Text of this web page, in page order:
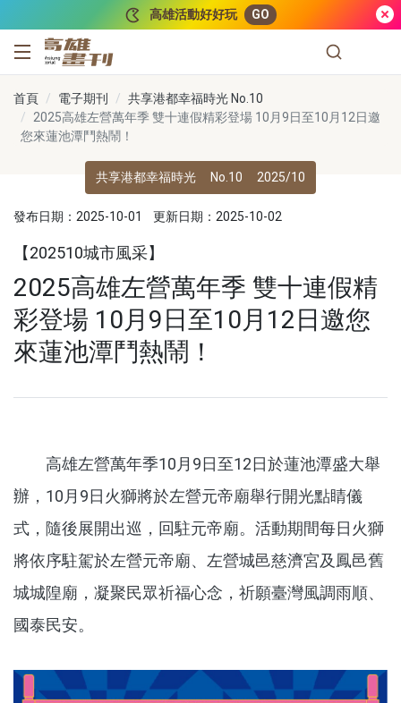
高雄活動好好玩 GO
高雄畫刊
首頁 電子期刊
共享港都幸福時光 No.10
2025高雄左營萬年季 雙十連假精彩登場 10月9日至10月12日邀
您來蓮池潭鬥熱鬧！
共享港都幸福時光 No.10 2025/10
發布日期：2025-10-01 更新日期：2025-10-02
【202510城市風采】
2025高雄左營萬年季 雙十連假精
彩登場 10月9日至10月12日邀您
來蓮池潭鬥熱鬧！
高雄左營萬年季10月9日至12日於蓮池潭盛大舉
辦，10月9日火獅將於左營元帝廟舉行開光點睛儀
式，隨後展開出巡，回駐元帝廟。活動期間每日火獅
將依序駐駕於左營元帝廟、左營城邑慈濟宮及鳳邑舊
城城隍廟，凝聚民眾祈福心念，祈願臺灣風調雨順、
國泰民安。